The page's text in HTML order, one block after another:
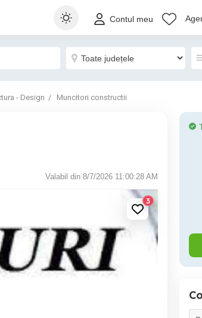
Contul meu
- Design Muncitori constructii
Valabil din 8/7/2026 11:00:28 AM
3